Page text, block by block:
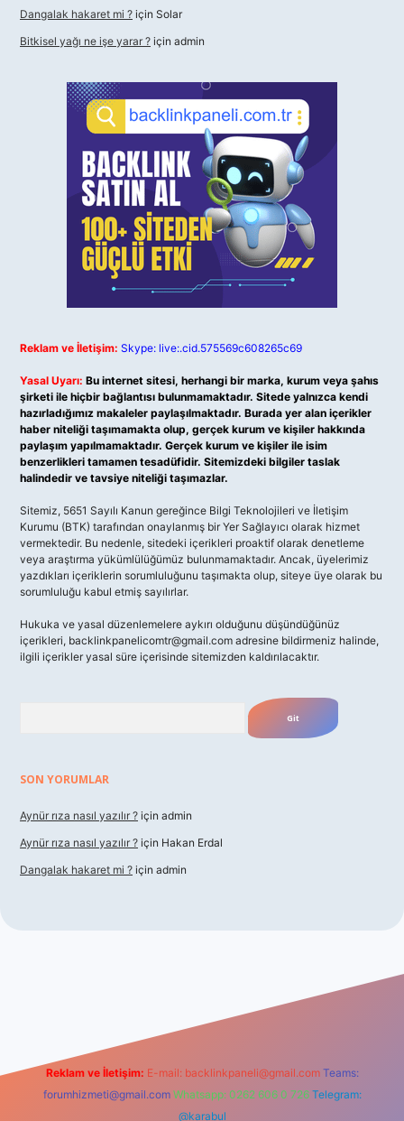
Dangalak hakaret mi ? için Solar
Bitkisel yağı ne işe yarar ? için admin
Reklam ve İletişim: Skype: live:.cid.575569c608265c69
Yasal Uyarı: Bu internet sitesi, herhangi bir marka, kurum veya şahıs
şirketi ile hiçbir bağlantısı bulunmamaktadır. Sitede yalnızca kendi
hazırladığımız makaleler paylaşılmaktadır. Burada yer alan içerikler
haber niteliği taşımamakta olup, gerçek kurum ve kişiler hakkında
paylaşım yapılmamaktadır. Gerçek kurum ve kişiler ile isim
benzerlikleri tamamen tesadüfidir. Sitemizdeki bilgiler taslak
halindedir ve tavsiye niteliği taşımazlar.
Sitemiz, 5651 Sayılı Kanun gereğince Bilgi Teknolojileri ve İletişim
Kurumu (BTK) tarafından onaylanmış bir Yer Sağlayıcı olarak hizmet
vermektedir. Bu nedenle, sitedeki içerikleri proaktif olarak denetleme
veya araştırma yükümlülüğümüz bulunmamaktadır. Ancak, üyelerimiz
yazdıkları içeriklerin sorumluluğunu taşımakta olup, siteye üye olarak bu
sorumluluğu kabul etmiş sayılırlar.
Hukuka ve yasal düzenlemelere aykırı olduğunu düşündüğünüz
içerikleri, backlinkpanelicomtr@gmail.com adresine bildirmeniz halinde,
ilgili içerikler yasal süre içerisinde sitemizden kaldırılacaktır.
SON YORUMLAR
Aynür rıza nasıl yazılır ? için admin
Aynür rıza nasıl yazılır ? için Hakan Erdal
Dangalak hakaret mi ? için admin
Reklam ve İletişim: E-mail: backlinkpaneli@gmail.com Teams:
forumhizmeti@gmail.com Whatsapp: 0262 606 0 726 Telegram:
@karabul